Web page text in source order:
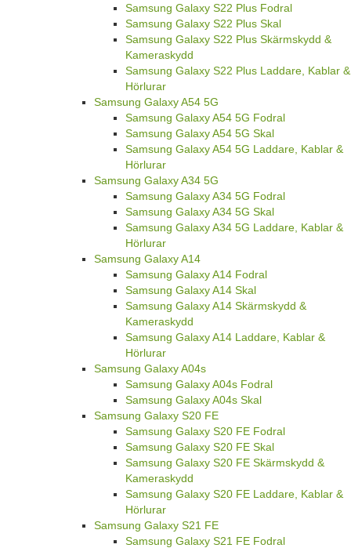
Samsung Galaxy S22 Plus Fodral
Samsung Galaxy S22 Plus Skal
Samsung Galaxy S22 Plus Skärmskydd &
Kameraskydd
Samsung Galaxy S22 Plus Laddare, Kablar &
Hörlurar
Samsung Galaxy A54 5G
Samsung Galaxy A54 5G Fodral
Samsung Galaxy A54 5G Skal
Samsung Galaxy A54 5G Laddare, Kablar &
Hörlurar
Samsung Galaxy A34 5G
Samsung Galaxy A34 5G Fodral
Samsung Galaxy A34 5G Skal
Samsung Galaxy A34 5G Laddare, Kablar &
Hörlurar
Samsung Galaxy A14
Samsung Galaxy A14 Fodral
Samsung Galaxy A14 Skal
Samsung Galaxy A14 Skärmskydd &
Kameraskydd
Samsung Galaxy A14 Laddare, Kablar &
Hörlurar
Samsung Galaxy A04s
Samsung Galaxy A04s Fodral
Samsung Galaxy A04s Skal
Samsung Galaxy S20 FE
Samsung Galaxy S20 FE Fodral
Samsung Galaxy S20 FE Skal
Samsung Galaxy S20 FE Skärmskydd &
Kameraskydd
Samsung Galaxy S20 FE Laddare, Kablar &
Hörlurar
Samsung Galaxy S21 FE
Samsung Galaxy S21 FE Fodral